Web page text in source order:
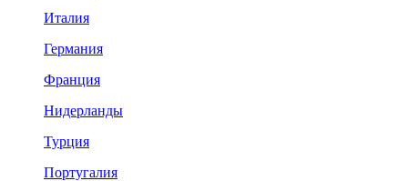
Италия
Германия
Франция
Нидерланды
Турция
Португалия